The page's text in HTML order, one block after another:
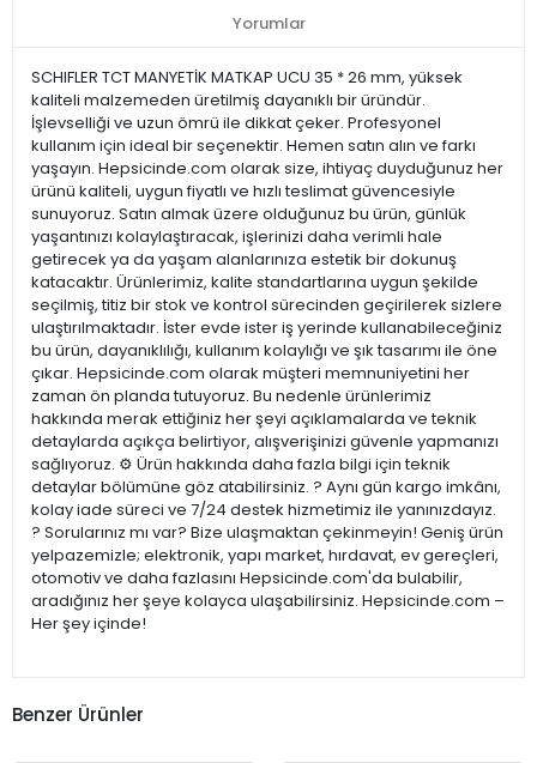
Yorumlar
SCHIFLER TCT MANYETİK MATKAP UCU 35 * 26 mm, yüksek
kaliteli malzemeden üretilmiş dayanıklı bir üründür.
İşlevselliği ve uzun ömrü ile dikkat çeker. Profesyonel
kullanım için ideal bir seçenektir. Hemen satın alın ve farkı
yaşayın. Hepsicinde.com olarak size, ihtiyaç duyduğunuz her
ürünü kaliteli, uygun fiyatlı ve hızlı teslimat güvencesiyle
sunuyoruz. Satın almak üzere olduğunuz bu ürün, günlük
yaşantınızı kolaylaştıracak, işlerinizi daha verimli hale
getirecek ya da yaşam alanlarınıza estetik bir dokunuş
katacaktır. Ürünlerimiz, kalite standartlarına uygun şekilde
seçilmiş, titiz bir stok ve kontrol sürecinden geçirilerek sizlere
ulaştırılmaktadır. İster evde ister iş yerinde kullanabileceğiniz
bu ürün, dayanıklılığı, kullanım kolaylığı ve şık tasarımı ile öne
çıkar. Hepsicinde.com olarak müşteri memnuniyetini her
zaman ön planda tutuyoruz. Bu nedenle ürünlerimiz
hakkında merak ettiğiniz her şeyi açıklamalarda ve teknik
detaylarda açıkça belirtiyor, alışverişinizi güvenle yapmanızı
sağlıyoruz. ⚙️ Ürün hakkında daha fazla bilgi için teknik
detaylar bölümüne göz atabilirsiniz. ? Aynı gün kargo imkânı,
kolay iade süreci ve 7/24 destek hizmetimiz ile yanınızdayız.
? Sorularınız mı var? Bize ulaşmaktan çekinmeyin! Geniş ürün
yelpazemizle; elektronik, yapı market, hırdavat, ev gereçleri,
otomotiv ve daha fazlasını Hepsicinde.com'da bulabilir,
aradığınız her şeye kolayca ulaşabilirsiniz. Hepsicinde.com –
Her şey içinde!
Benzer Ürünler